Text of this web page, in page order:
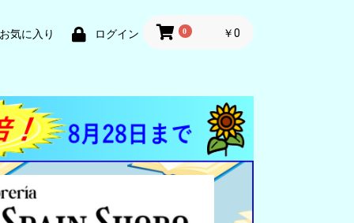
お気に入り ログイン 0 ￥0